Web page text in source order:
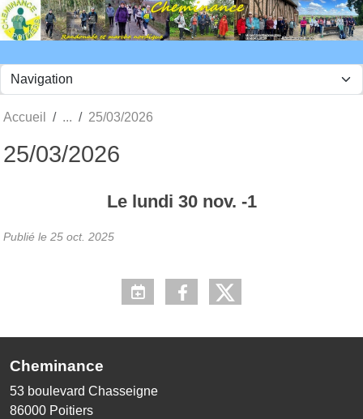
Accueil 25/03/2026
25/03/2026
Le lundi 30 nov. -1
Publié le 25 oct. 2025
Cheminance
53 boulevard Chasseigne
86000 Poitiers
Panneau de gestion des cookies